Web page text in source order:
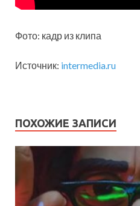
Фото: кадр из клипа
Источник: intermedia.ru
ПОХОЖИЕ ЗАПИСИ